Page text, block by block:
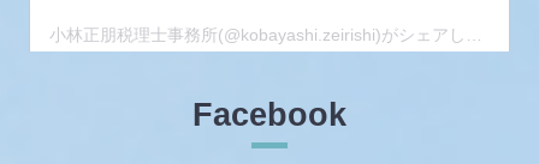
Facebook